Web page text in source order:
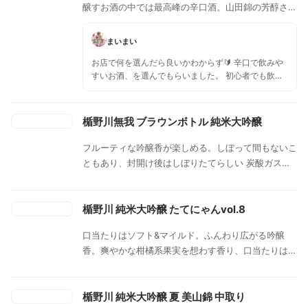
醸すお酒の中では最高峰の辛口酒。山田錦の芳醇さと
まいまい
お店で何を選んだら良いかわからず🔰 辛口で飲みや
すいお酒、を選んでもらいました。 初心者でも飲み
楯野川無我 ブラウンボトル 純米大吟醸
フルーティな吟醸香が楽しめる。しぼって間もないこ
ともあり、封開け後はしぼりたてらしい 炭酸ガスを
しめる。甘さもあるのでよく冷やして。
楯野川 純米大吟醸 たてにゃんvol.8
口当たりはソフト&マイルド。ふんわり広がる吟醸
香。爽やかな柑橘系果実を想わす香り、口当たりは柔
楯野川 純米大吟醸 夏 美山錦 中取り